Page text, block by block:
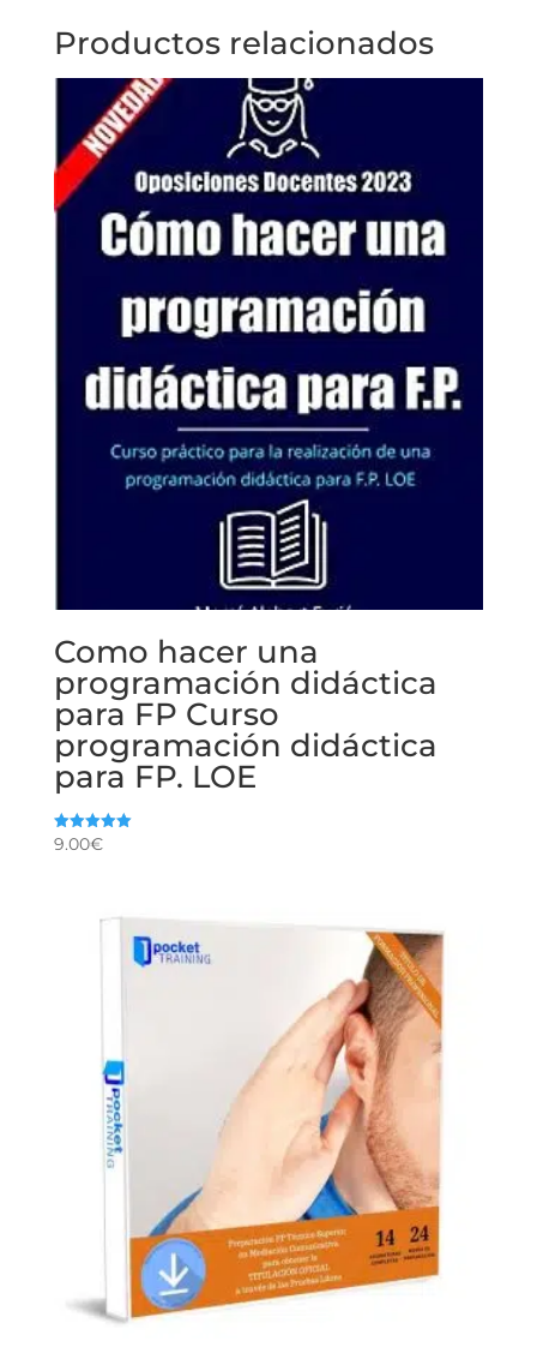
Productos relacionados
Como hacer una
programación didáctica
para FP Curso
programación didáctica
para FP. LOE
Valorado
9.00€